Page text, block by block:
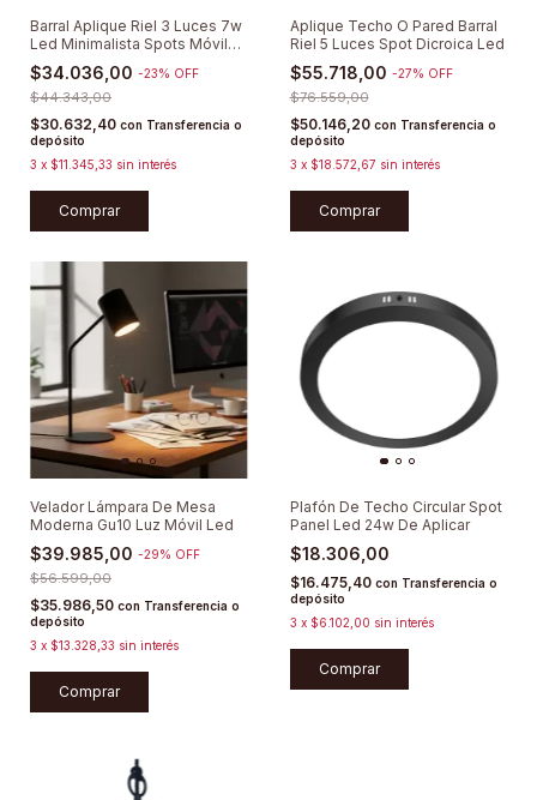
Barral Aplique Riel 3 Luces 7w
Led Minimalista Spots Móviles
Direccionables Apto Baño
Pared O Techo Focos
Incluidos
$34.036,00 -23% OFF
$44.343,00
$30.632,40 con Transferencia o
depósito
3 x $11.345,33 sin interés
Comprar
Aplique Techo O Pared Barral
Riel 5 Luces Spot Dicroica Led
$55.718,00 -27% OFF
$76.559,00
$50.146,20 con Transferencia o
depósito
3 x $18.572,67 sin interés
Comprar
Velador Lámpara De Mesa
Moderna Gu10 Luz Móvil Led
$39.985,00 -29% OFF
$56.599,00
$35.986,50 con Transferencia o
depósito
3 x $13.328,33 sin interés
Comprar
Plafón De Techo Circular Spot
Panel Led 24w De Aplicar
$18.306,00
$16.475,40 con Transferencia o
depósito
3 x $6.102,00 sin interés
Comprar